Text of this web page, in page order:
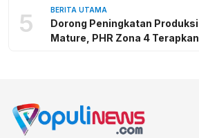
5 BERITA UTAMA
Dorong Peningkatan
Mature, PHR Zona 4